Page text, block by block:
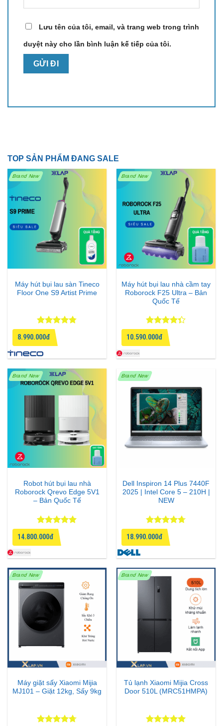
nhất hôm nay!
Lưu tên của tôi, email, và trang web trong trình
duyệt này cho lần bình luận kế tiếp của tôi.
TOP SẢN PHẨM ĐANG SALE
Brand New
Máy hút bụi lau sàn Tineco
Floor One S9 Artist Prime
Được xếp
hạng4.75
5 sao
8.990.000đ
Brand New
Máy hút bụi lau nhà cầm tay
Roborock F25 Ultra – Bản
Quốc Tế
Được xếp
hạng
4.33
5 sao
10.590.000đ
Brand New
Robot hút bụi lau nhà
Roborock Qrevo Edge 5V1
– Bản Quốc Tế
Được xếp
hạng
55
sao
14.800.000đ
Brand New
Dell Inspiron 14 Plus 7440F
2025 | Intel Core 5 – 210H |
NEW
Được xếp
hạng
4.67
5 sao
18.990.000đ
Brand New
Máy giặt sấy Xiaomi Mijia
MJ101 – Giặt 12kg, Sấy 9kg
Brand New
Tủ lạnh Xiaomi Mijia Cross
Door 510L (MRC51HMPA)